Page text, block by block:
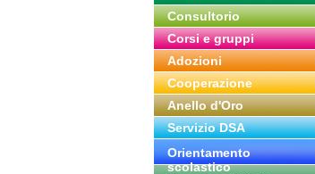
Consultorio
Corsi e gruppi
Adozioni
Cooperazione
Anello d'Oro
Servizio DSA
Orientamento
scolastico